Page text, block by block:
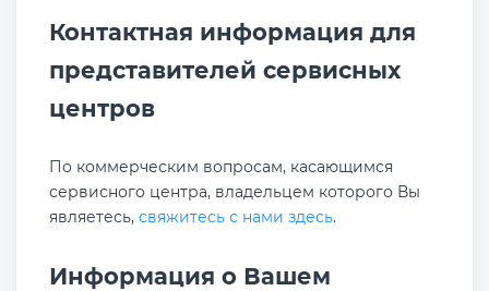
Контактная информация для
представителей сервисных
центров
По коммерческим вопросам, касающимся
сервисного центра, владельцем которого Вы
являетесь, свяжитесь с нами здесь.
Информация о Вашем